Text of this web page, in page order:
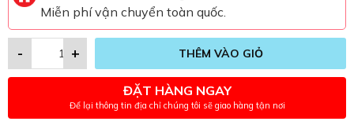
Miễn phí vận chuyển toàn quốc.
+
- THÊM VÀO GIỎ
ĐẶT HÀNG NGAY
Để lại thông tin địa chỉ chúng tôi sẽ giao hàng tận nơi